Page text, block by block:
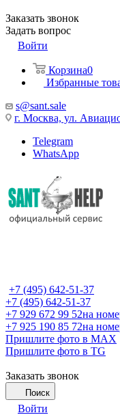
Заказать звонок
Задать вопрос
Войти
Корзина0
Избранные
s@sant.sale
г. Москва, ул.
Telegram
WhatsApp
+7 (495) 642-51-37
+7 (495) 642-51-37
+7 929 672 99 52на
+7 925 190 85 72на
Пришлите фото в MAX
Пришлите фото в TG
Заказать звонок
Поиск
Войти